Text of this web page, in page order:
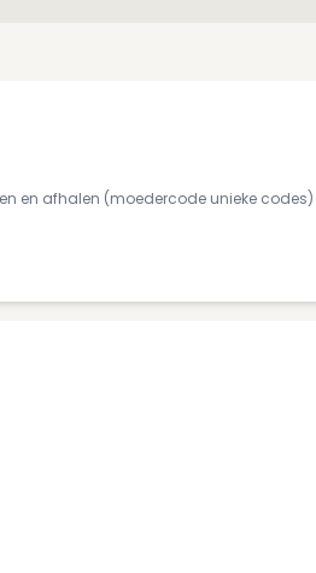
en afhalen (moedercode unieke codes)